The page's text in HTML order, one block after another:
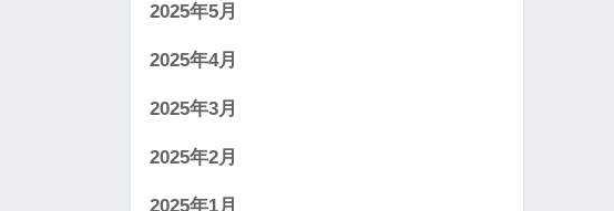
2025年5月
2025年4月
2025年3月
2025年2月
2025年1月